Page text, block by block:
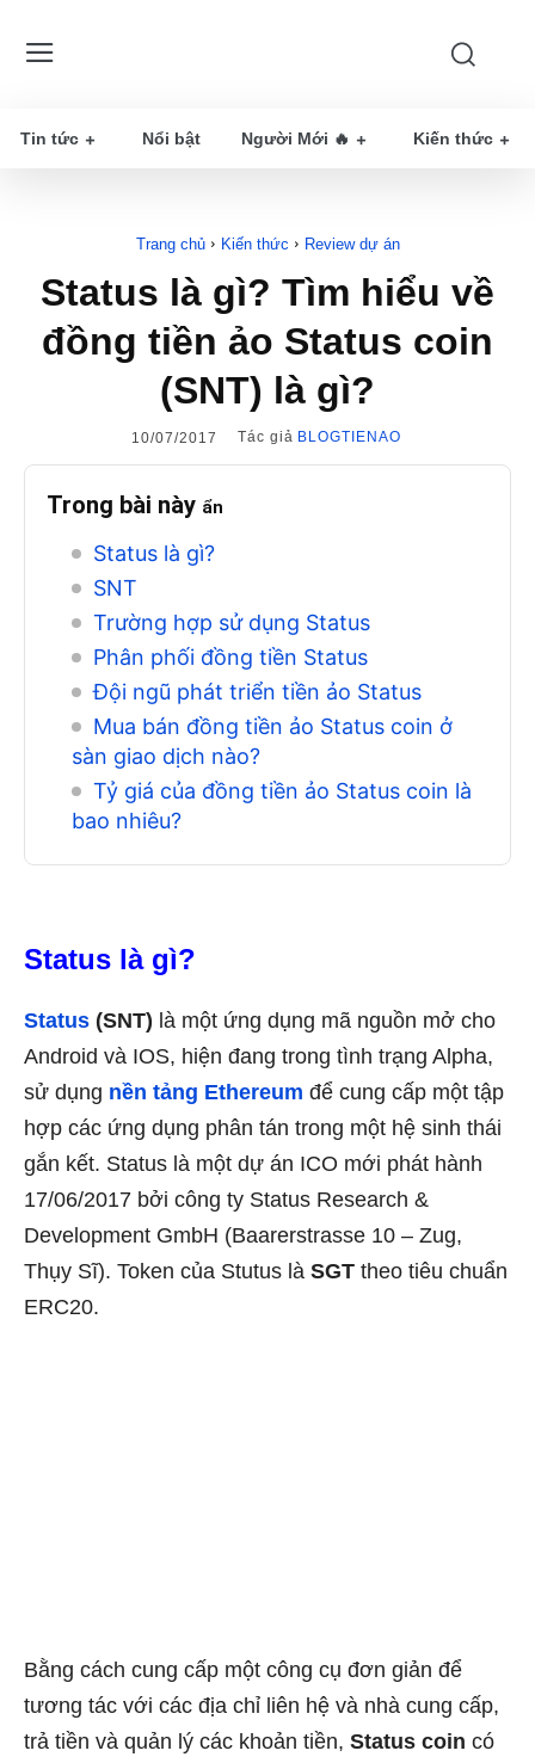
Tin tức Nổi bật Người Mới 🔥 Kiến thức
Trang chủ Kiến thức Review dự án
Status là gì? Tìm hiểu về
đồng tiền ảo Status coin
(SNT) là gì?
10/07/2017 Tác giả BLOGTIENAO
Trong bài này ẩn
Status là gì?
SNT
Trường hợp sử dụng Status
Phân phối đồng tiền Status
Đội ngũ phát triển tiền ảo Status
Mua bán đồng tiền ảo Status coin ở
sàn giao dịch nào?
Tỷ giá của đồng tiền ảo Status coin là
bao nhiêu?
Status là gì?
Status (SNT) là một ứng dụng mã nguồn mở cho
Android và IOS, hiện đang trong tình trạng Alpha,
sử dụng nền tảng Ethereum để cung cấp một tập
hợp các ứng dụng phân tán trong một hệ sinh thái
gắn kết. Status là một dự án ICO mới phát hành
17/06/2017 bởi công ty Status Research &
Development GmbH (Baarerstrasse 10 – Zug,
Thụy Sĩ). Token của Stutus là SGT theo tiêu chuẩn
ERC20.
Bằng cách cung cấp một công cụ đơn giản để
tương tác với các địa chỉ liên hệ và nhà cung cấp,
trả tiền và quản lý các khoản tiền, Status coin có